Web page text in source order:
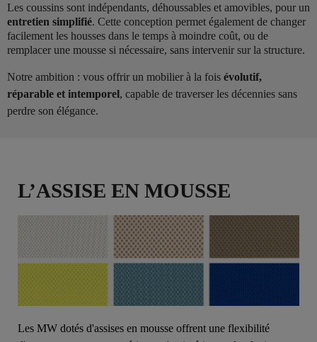
Les coussins sont indépendants, déhoussables et amovibles, pour un
entretien simplifié. Cette conception permet également de changer
facilement les housses dans le temps à moindre coût, ou de
remplacer une mousse si nécessaire, sans intervenir sur la structure.
Notre ambition : vous offrir un mobilier à la fois évolutif,
réparable et intemporel, capable de traverser les décennies sans
perdre son élégance.
L’ASSISE EN MOUSSE
Les MW dotés d'assises en mousse offrent une flexibilité